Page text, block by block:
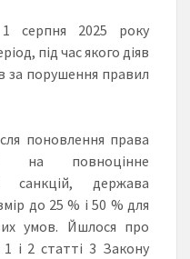
серпня 2025 року
під час якого діяв
за порушення правил
поновлення права
на повноцінне
санкцій, держава
до 25 % і 50 % для
умов. Йшлося про
і 2 статті 3 Закону